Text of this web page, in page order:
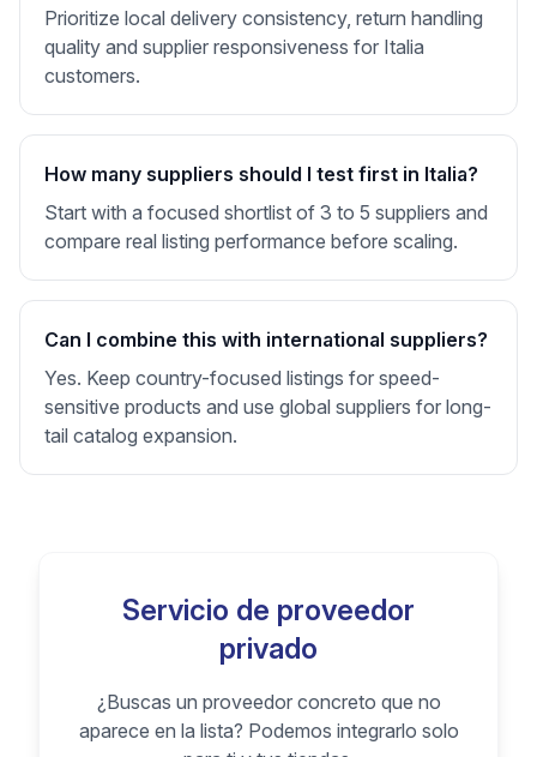
Prioritize local delivery consistency, return handling
quality and supplier responsiveness for Italia
customers.
How many suppliers should I test first in Italia?
Start with a focused shortlist of 3 to 5 suppliers and
compare real listing performance before scaling.
Can I combine this with international suppliers?
Yes. Keep country-focused listings for speed-
sensitive products and use global suppliers for long-
tail catalog expansion.
Servicio de proveedor
privado
¿Buscas un proveedor concreto que no
aparece en la lista? Podemos integrarlo solo